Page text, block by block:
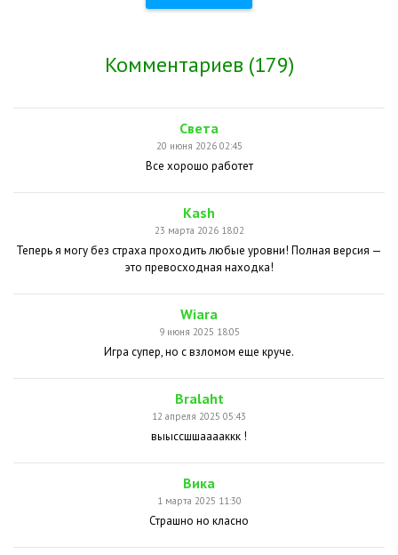
Комментариев (179)
Света
20 июня 2026 02:45
Все хорошо работет
Kash
23 марта 2026 18:02
Теперь я могу без страха проходить любые уровни! Полная версия —
это превосходная находка!
Wiara
9 июня 2025 18:05
Игра супер, но с взломом еще круче.
Bralaht
12 апреля 2025 05:43
выыссшшааааккк !
Вика
1 марта 2025 11:30
Страшно но класно